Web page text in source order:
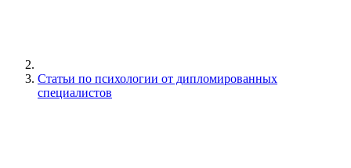
Статьи по психологии от дипломированных
специалистов